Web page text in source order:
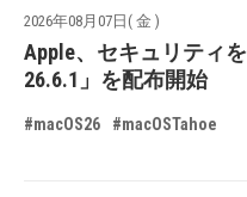
2026年08月07日( 金 )
Apple、セキュリティ
26.6.1」を配布開始
#macOS26 #macOSTahoe